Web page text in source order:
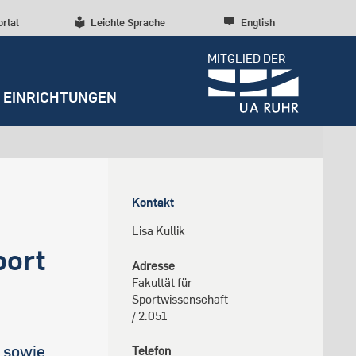
Leichte Sprache English
MITGLIED DER
Beratung und Anlaufstellen
Forschungsstrukturen
Early Career Researchers
Wissenschaftliche Beratung
Talententwicklung
Nachhaltigkeit
Campusentwicklung
Spenden und Stiften
EINRICHTUNGEN
Kontakt
Lisa Kullik
Adresse
Fakultät für
Sportwissenschaft
/ 2.051
Telefon